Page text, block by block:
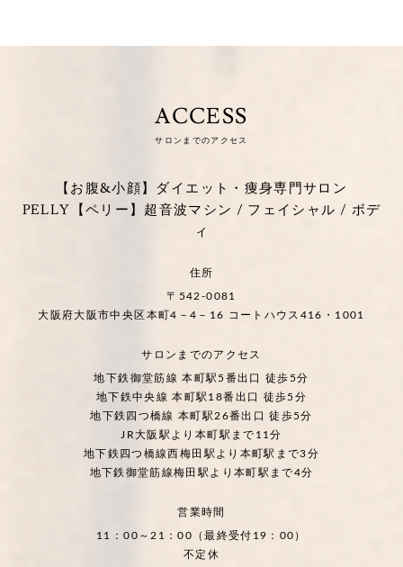
ACCESS
サロンまでのアクセス
【お腹&小顔】ダイエット・痩身専門サロン
PELLY【ペリー】超音波マシン / フェイシャル / ボデ
ィ
住所
〒542-0081
大阪府大阪市中央区本町4－4－16 コートハウス416・1001
サロンまでのアクセス
地下鉄御堂筋線 本町駅5番出口 徒歩5分
地下鉄中央線 本町駅18番出口 徒歩5分
地下鉄四つ橋線 本町駅26番出口 徒歩5分
JR大阪駅より本町駅まで11分
地下鉄四つ橋線西梅田駅より本町駅まで3分
地下鉄御堂筋線梅田駅より本町駅まで4分
営業時間
11：00～21：00（最終受付19：00）
不定休